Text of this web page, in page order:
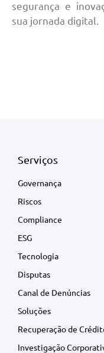
segurança e
sua jornada digital.
Serviços
Governança
Riscos
Compliance
ESG
Tecnologia
Disputas
Canal de Denúncias
Soluções
Recuperação de
Investigação